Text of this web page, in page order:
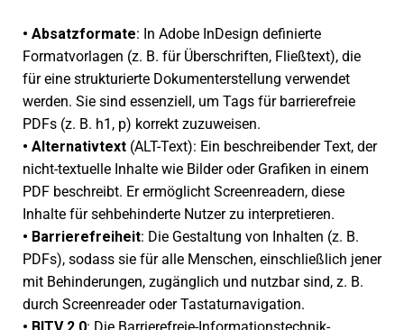
• Absatzformate: In Adobe InDesign defi­nierte
Formatvorlagen (z. B. für Überschriften, Fließtext), die
für eine struk­tu­rierte Dokumenterstellung verwen­det
werden. Sie sind essen­zi­ell, um Tags für barrie­re­freie
PDFs (z. B. h1, p) korrekt zuzu­wei­sen.
• Alternativtext(ALT-Text): Ein beschrei­ben­der Text, der
nicht-textu­elle Inhalte wie Bilder oder Grafiken in einem
PDF beschreibt. Er ermög­licht Screenreadern, diese
Inhalte für sehbe­hin­derte Nutzer zu inter­pre­tie­ren.
• Barrierefreiheit: Die Gestaltung von Inhalten (z. B.
PDFs), sodass sie für alle Menschen, einschließ­lich jener
mit Behinderungen, zugäng­lich und nutz­bar sind, z. B.
durch Screenreader oder Tastaturnavigation.